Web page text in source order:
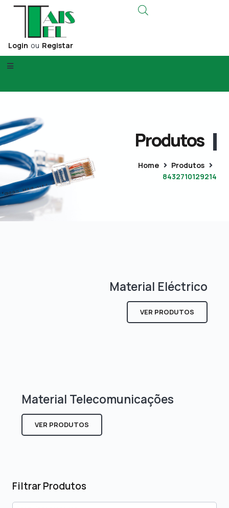
Login ou Registar
Produtos
Home
Produtos
8432710129214
Filtrar Produtos
Material Eléctrico
VER PRODUTOS
Material Telecomunicações
VER PRODUTOS